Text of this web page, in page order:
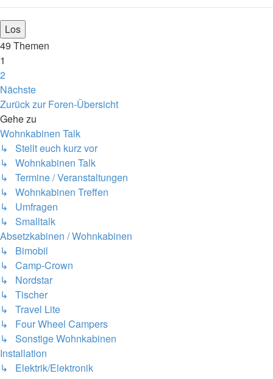
49 Themen
1
2
Nächste
Zurück zur Foren-Übersicht
Gehe zu
Wohnkabinen Talk
↳ Stellt euch kurz vor
↳ Wohnkabinen Talk
↳ Termine / Veranstaltungen
↳ Wohnkabinen Treffen
↳ Umfragen
↳ Smalltalk
Absetzkabinen / Wohnkabinen
↳ Bimobil
↳ Camp-Crown
↳ Nordstar
↳ Tischer
↳ Travel Lite
↳ Four Wheel Campers
↳ Sonstige Wohnkabinen
Installation
↳ Elektrik/Elektronik